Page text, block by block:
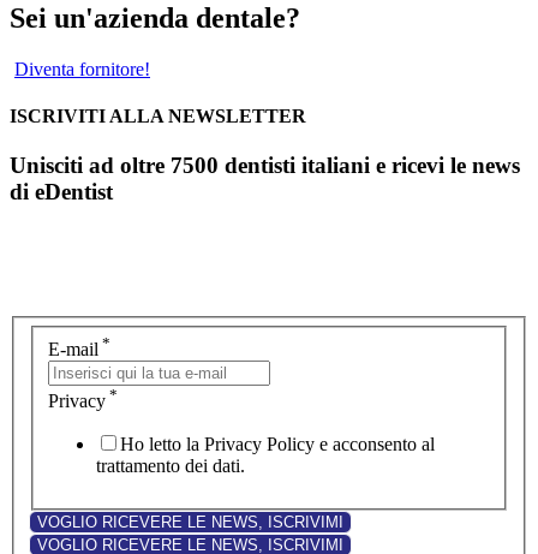
Sei un'azienda dentale?
Diventa fornitore!
ISCRIVITI ALLA NEWSLETTER
Unisciti ad oltre 7500 dentisti italiani e ricevi le news
di eDentist
E-mail *
Privacy *
Ho letto la Privacy Policy e acconsento al
trattamento dei dati.